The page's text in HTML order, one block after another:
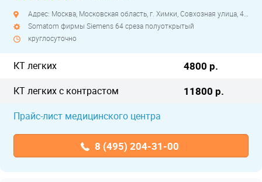
Somatom фирмы Siemens 64 среза полуоткрытый
круглосуточно
КТ легких 4800 р.
КТ легких с контрастом 11800 р.
Прайс-лист медицинского центра
8 (495) 204-31-00